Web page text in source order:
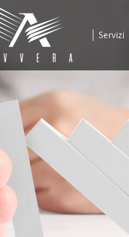
Servizi
Servizi